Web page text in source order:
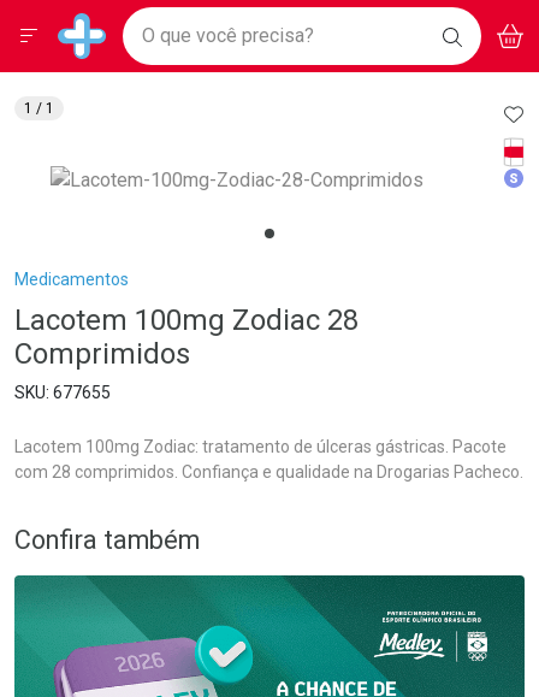
Drogarias Pacheco
Baixe nosso APP e aproveite Ofertas Exclusivas!
BAIXE
O APP
Ir direto para a home
pela página
Ir direto para o conteúdo
Ir direto para a busca
Ir direto para a conta
Ir direto para a notificações
Ir direto para o carrinho
Faça a sua busca
O que você precisa? BUSCAR
Menu
Breadcrumb
Medicamentos
Lacotem 100mg Zodiac 28
Comprimidos
677655
Lacotem 100mg Zodiac: tratamento de úlceras gástricas. Pacote
com 28 comprimidos. Confiança e qualidade na Drogarias Pacheco.
1 / 1
Confira também